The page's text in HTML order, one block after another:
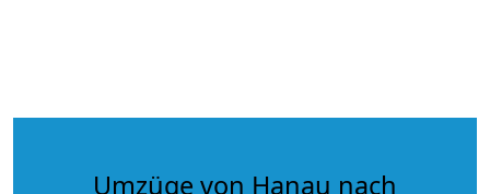
Umzüge von Hanau nach